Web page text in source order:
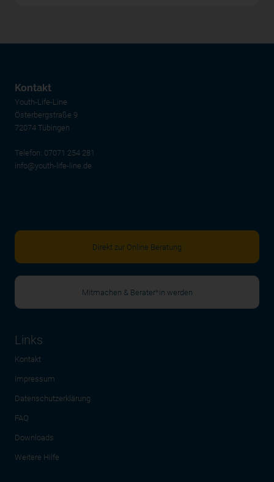
Kontakt
Youth-Life-Line
Österbergstraße 9
72074 Tübingen
Telefon: 07071 254 281
info@youth-life-line.de
Direkt zur Online Beratung
Mitmachen & Berater*in werden
Links
Kontakt
Impressum
Datenschutzerklärung
FAQ
Downloads
Weitere Hilfe